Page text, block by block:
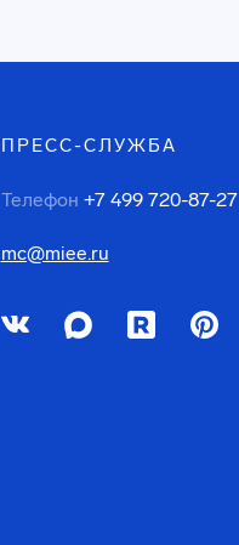
ПРЕСС-СЛУЖБА
Телефон +7 499 720-87-27
mc@miee.ru